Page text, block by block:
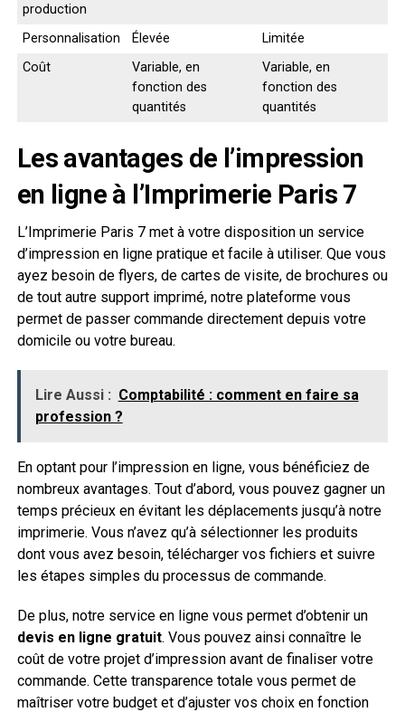
production
Personnalisation Élevée
Limitée
Coût
Variable, en
fonction des
quantités
Variable, en
fonction des
quantités
Les avantages de l’impression
en ligne à l’Imprimerie Paris 7
L’Imprimerie Paris 7 met à votre disposition un service
d’impression en ligne pratique et facile à utiliser. Que vous
ayez besoin de flyers, de cartes de visite, de brochures ou
de tout autre support imprimé, notre plateforme vous
permet de passer commande directement depuis votre
domicile ou votre bureau.
Lire Aussi : Comptabilité : comment en faire sa
profession ?
En optant pour l’impression en ligne, vous bénéficiez de
nombreux avantages. Tout d’abord, vous pouvez gagner un
temps précieux en évitant les déplacements jusqu’à notre
imprimerie. Vous n’avez qu’à sélectionner les produits
dont vous avez besoin, télécharger vos fichiers et suivre
les étapes simples du processus de commande.
De plus, notre service en ligne vous permet d’obtenir un
devis en ligne gratuit. Vous pouvez ainsi connaître le
coût de votre projet d’impression avant de finaliser votre
commande. Cette transparence totale vous permet de
maîtriser votre budget et d’ajuster vos choix en fonction